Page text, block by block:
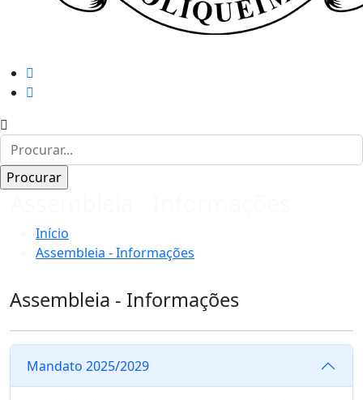
Início
Assembleia - Informações
Assembleia - Informações
Mandato 2025/2029